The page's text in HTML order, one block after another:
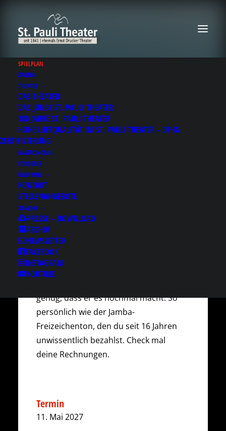
SPIELPLAN
KARTEN
THEATER
DAS THEATER
DAS JUNGE ST. PAULI THEATER
180 JAHRE ST. PAULI THEATER
HOHE LUFTQUALITÄT IM ST. PAULI THEATER – DTHG
ZERTIFIZIERUNG
GASTRONOMIE
FÖRDERER
ÜBER UNS
KONTAKT
STELLENANGEBOTE
MEHR
PRESSE – DOWNLOAD
ARCHIV
NEWSLETTER
FACEBOOK
INSTAGRAM
YOUTUBE
Fred Costea
Zwei
Fred Costea ist aus der deutschen
Comedy-Landschaft nicht mehr
wegzudenken. Ähnlich wie Butter auf
einem Nutellabrot. Oder Ananas auf
einer Pizza. Da sind wir uns doch alle
einig, oder?
„ZWEI“ heißt sein zweites
genug, dass er es nochmal macht. So
persönlich wie der Jamba-
Freizeichenton, den du seit 16 Jahren
unwissentlich bezahlst. Check mal
deine Rechnungen.
Termin
11. Mai 2027